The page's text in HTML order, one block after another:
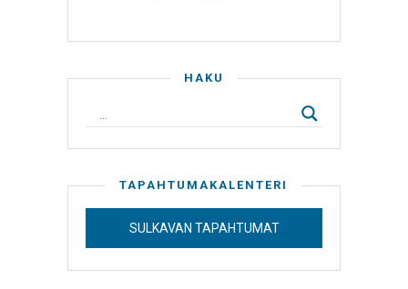
HAKU
TAPAHTUMAKALENTERI
SULKAVAN TAPAHTUMAT